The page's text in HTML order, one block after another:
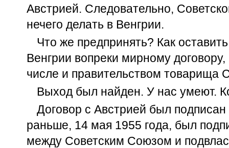
Австрией. Следовательно,
нечего делать в Венгрии.
Что же предпринять? Как
Венгрии вопреки мирному
числе и правительством товарища
Выход был найден. У нас умеют.
Договор с Австрией был
раньше, 14 мая 1955 года, был
между Советским Союзом и